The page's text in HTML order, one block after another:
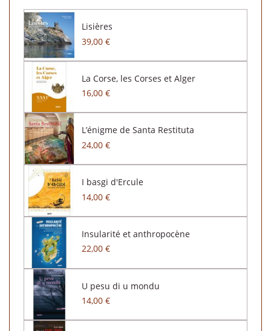
Lisières
39,00 €
La Corse, les Corses et Alger
16,00 €
L’énigme de Santa Restituta
24,00 €
I basgi d'Ercule
14,00 €
Insularité et anthropocène
22,00 €
U pesu di u mondu
14,00 €